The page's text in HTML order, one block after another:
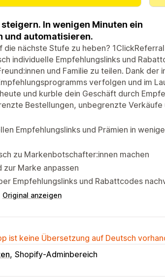
In wenigen Minuten ein
und automatisieren.
nächste Stufe zu heben?
individuelle Empfehlungslinks und
und Familie zu teilen. Dank der
verfolgen und im
und kurble dein Geschäft durch
Bestellungen, unbegrenzte Verkäufe
Empfehlungslinks und Prämien in
zu Markenbotschafter:innen machen
Marke anpassen
Empfehlungslinks und Rabattcodes
Original anzeigen
ist keine Übersetzung auf Deutsch
Shopify-Adminbereich